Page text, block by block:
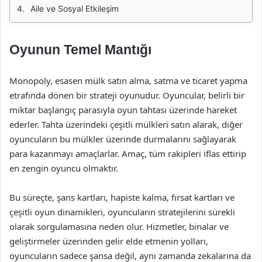
Aile ve Sosyal Etkileşim
Oyunun Temel Mantığı
Monopoly, esasen mülk satın alma, satma ve ticaret yapma
etrafında dönen bir strateji oyunudur. Oyuncular, belirli bir
miktar başlangıç parasıyla oyun tahtası üzerinde hareket
ederler. Tahta üzerindeki çeşitli mülkleri satın alarak, diğer
oyuncuların bu mülkler üzerinde durmalarını sağlayarak
para kazanmayı amaçlarlar. Amaç, tüm rakipleri iflas ettirip
en zengin oyuncu olmaktır.
Bu süreçte, şans kartları, hapiste kalma, fırsat kartları ve
çeşitli oyun dinamikleri, oyuncuların stratejilerini sürekli
olarak sorgulamasına neden olur. Hizmetler, binalar ve
geliştirmeler üzerinden gelir elde etmenin yolları,
oyuncuların sadece şansa değil, aynı zamanda zekalarına da